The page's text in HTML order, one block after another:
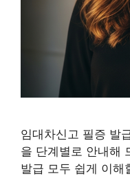
임대차신고 필증 발
을 단계별로 안내해
발급 모두 쉽게 이해